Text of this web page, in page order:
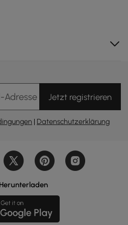
Adresse EinJetzt registrieren
| Datenschutzerklärung